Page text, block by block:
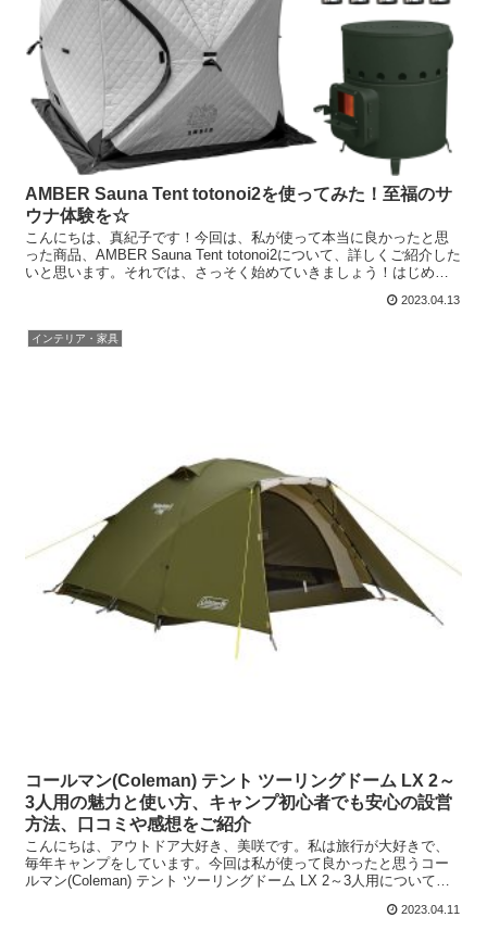
AMBER Sauna Tent totonoi2を使ってみた！至福のサ
ウナ体験を☆
こんにちは、真紀子です！今回は、私が使って本当に良かったと思
った商品、AMBER Sauna Tent totonoi2について、詳しくご紹介した
いと思います。それでは、さっそく始めていきましょう！はじめに
2023.04.13
インテリア・家具
コールマン(Coleman) テント ツーリングドーム LX 2～
3人用の魅力と使い方、キャンプ初心者でも安心の設営
方法、口コミや感想をご紹介
こんにちは、アウトドア大好き、美咲です。私は旅行が大好きで、
毎年キャンプをしています。今回は私が使って良かったと思うコー
ルマン(Coleman) テント ツーリングドーム LX 2～3人用について、
2023.04.11